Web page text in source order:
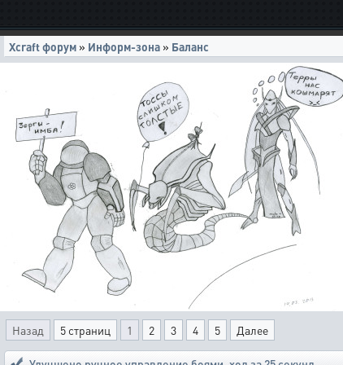
Xcraft форум » Информ-зона » Баланс
Назад 5 страниц 1 2 3 4 5 Далее